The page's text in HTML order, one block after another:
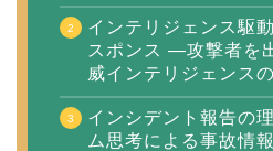
インテリジェンス駆
スポンス ―攻撃者を
威インテリジェンス
インシデント報告の
ム思考による事故情